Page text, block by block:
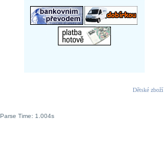
Dětské zboží
Parse Time: 1.004s